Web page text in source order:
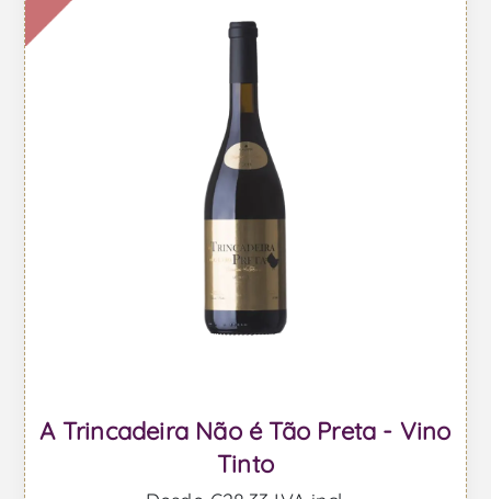
A Trincadeira Não é Tão Preta - Vino
Tinto